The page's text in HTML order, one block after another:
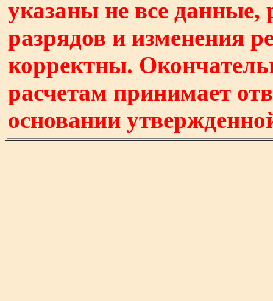
указаны не все
разрядов и изменения
корректны.
расчетам принимает
основании